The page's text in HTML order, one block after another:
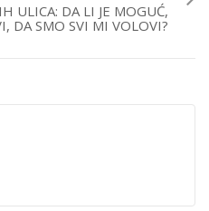
ULICA: DA LI JE MOGUĆ,
DA SMO SVI MI VOLOVI?